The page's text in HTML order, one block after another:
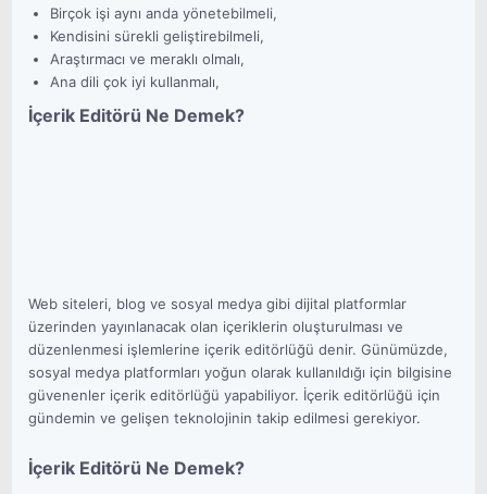
Birçok işi aynı anda yönetebilmeli,
Kendisini sürekli geliştirebilmeli,
Araştırmacı ve meraklı olmalı,
Ana dili çok iyi kullanmalı,
İçerik Editörü Ne Demek?
Web siteleri, blog ve sosyal medya gibi dijital platformlar
üzerinden yayınlanacak olan içeriklerin oluşturulması ve
düzenlenmesi işlemlerine içerik editörlüğü denir. Günümüzde,
sosyal medya platformları yoğun olarak kullanıldığı için bilgisine
güvenenler içerik editörlüğü yapabiliyor. İçerik editörlüğü için
gündemin ve gelişen teknolojinin takip edilmesi gerekiyor.
İçerik Editörü Ne Demek?